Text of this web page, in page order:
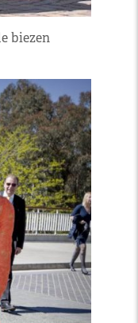
biezen